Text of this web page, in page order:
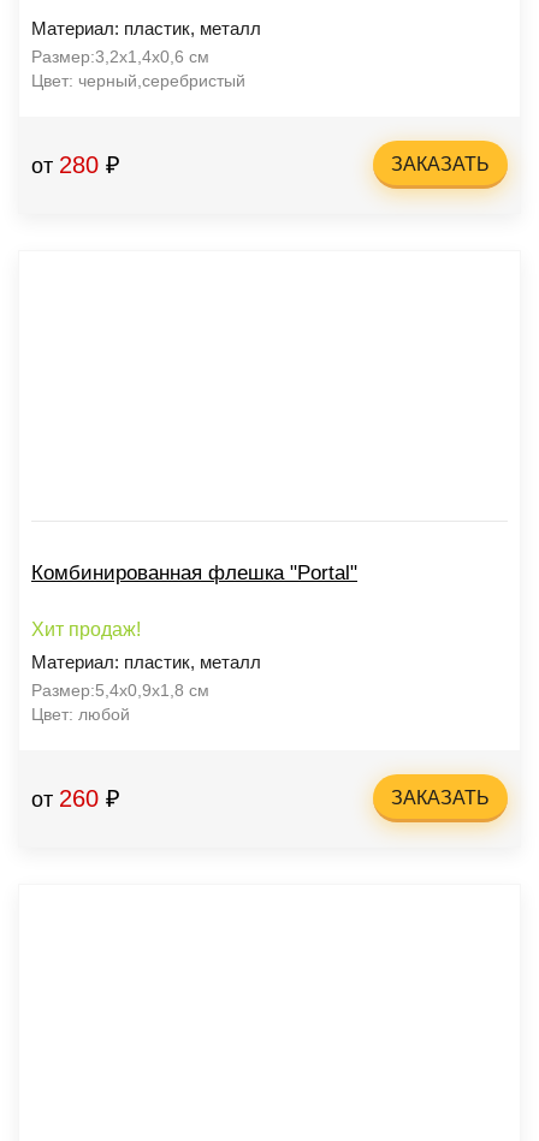
Материал: пластик, металл
Размер:3,2x1,4x0,6 см
Цвет: черный,серебристый
от 280 ₽ ЗАКАЗАТЬ
Комбинированная флешка "Portal"
Хит продаж!
Материал: пластик, металл
Размер:5,4х0,9х1,8 см
Цвет: любой
от 260 ₽ ЗАКАЗАТЬ